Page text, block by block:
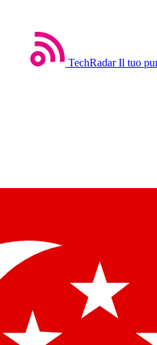
TechRadar Il tuo